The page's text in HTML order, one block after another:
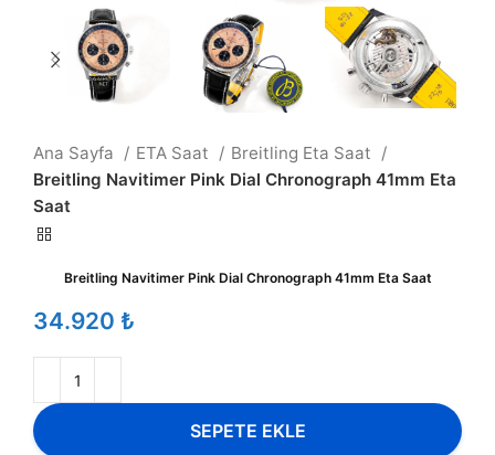
Ana Sayfa ETA Saat
Breitling Eta Saat
Breitling Navitimer Pink Dial Chronograph 41mm Eta
Saat
Breitling Navitimer Pink Dial Chronograph 41mm Eta Saat
₺
SEPETE EKLE